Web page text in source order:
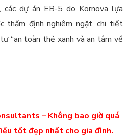
các dự án EB-5 do Kornova lựa
thẩm định nghiêm ngặt, chi tiết
“an toàn thẻ xanh và an tâm về
– Không bao giờ quá
tốt đẹp nhất cho gia đình.